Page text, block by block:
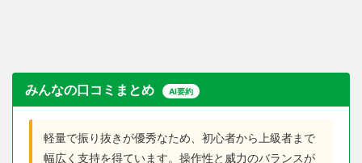
みんなの口コミまとめ AI要約
軽量で振り抜きが優秀なため、初心者から上級者まで
幅広く支持を得ています。操作性と威力のバランスが